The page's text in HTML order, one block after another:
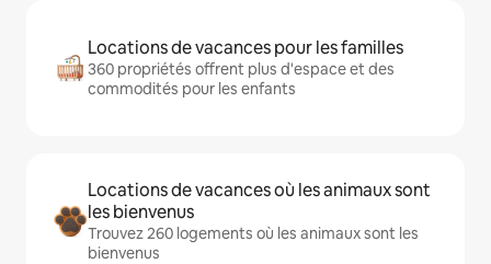
Locations de vacances pour les familles
360 propriétés offrent plus d'espace et des
commodités pour les enfants
Locations de vacances où les animaux sont
les bienvenus
Trouvez 260 logements où les animaux sont les
bienvenus